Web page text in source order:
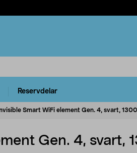
Reservdelar
Smart WiFi element Gen. 4, svart,
Gen. 4, svart,